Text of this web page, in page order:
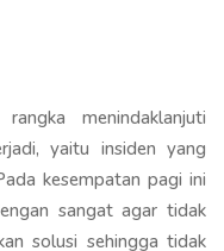
menindaklanjuti
yaitu insiden yang
kesempatan pagi ini
sangat agar tidak
solusi sehingga tidak